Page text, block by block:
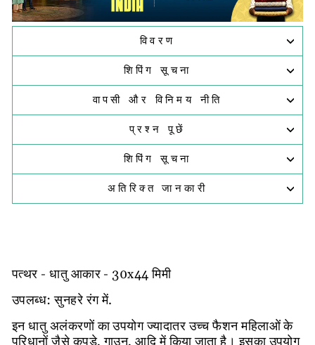
विवरण
शिपिंग सूचना
वापसी और विनिमय नीति
प्रश्न पूछें
शिपिंग सूचना
अतिरिक्त जानकारी
पत्थर - धातु आकार - 30x44 मिमी
उपलब्ध: सुनहरे रंग में.
इन धातु अलंकरणों का उपयोग ज्यादातर उच्च फैशन महिलाओं के